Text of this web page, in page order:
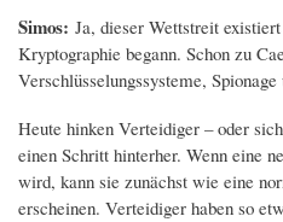
Simos: Ja, dieser Wettstreit
Kryptographie begann. Schon zu
Verschlüsselungssysteme,
Heute hinken Verteidiger – oder
einen Schritt hinterher. Wenn eine
wird, kann sie zunächst wie eine
erscheinen. Verteidiger haben so